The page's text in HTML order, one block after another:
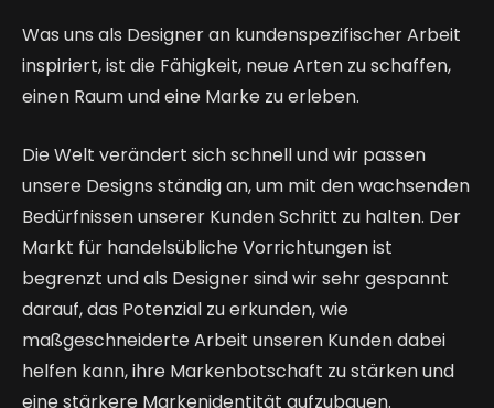
Was uns als Designer an kundenspezifischer Arbeit
inspiriert, ist die Fähigkeit, neue Arten zu schaffen,
einen Raum und eine Marke zu erleben.
Die Welt verändert sich schnell und wir passen
unsere Designs ständig an, um mit den wachsenden
Bedürfnissen unserer Kunden Schritt zu halten. Der
Markt für handelsübliche Vorrichtungen ist
begrenzt und als Designer sind wir sehr gespannt
darauf, das Potenzial zu erkunden, wie
maßgeschneiderte Arbeit unseren Kunden dabei
helfen kann, ihre Markenbotschaft zu stärken und
eine stärkere Markenidentität aufzubauen.